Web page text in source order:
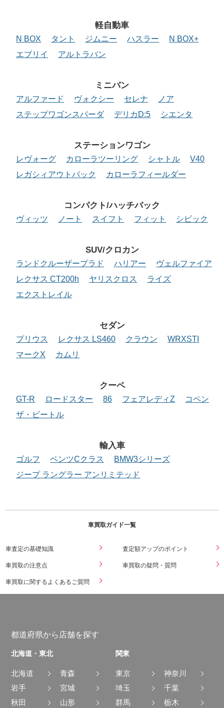
軽自動車
N BOX タント ジムニー ハスラー
N BOX+
エブリイ
アルトラバン
ミニバン
アルファード ヴォクシー セレナ
ノア
ステップワゴンスパーダ
デリカD:5 シエンタ
ステーションワゴン
レヴォーグ カローラツーリング シャトル
V40
レガシィアウトバック
カローラフィールダー
コンパクト/ハッチバック
ヴィッツ ノート スイフト フィット シビック
SUV/クロカン
ランドクルーザープラド ハリアー
ヴェルファイア
レクサス CT200h
ヤリスクロス
ライズ
エクストレイル
セダン
プリウス レクサス LS460 クラウン
WRXSTI
マークX
カムリ
クーペ
GT-R ロードスター 86 フェアレディZ
コペン
ザ・ビートル
輸入車
ゴルフ ベンツCクラス
BMW3シリーズ
ジープ ラングラー アンリミテッド
車買取ガイド一覧
車査定の基礎知識 査定額アップのポイント
車買取の注意点 車買取の疑問・質問
車買取に関するよくあるご質問
都道府県から店舗を探す
北海道・東北
北海道
青森
岩手
宮城
秋田
山形
関東
東京
神奈川
埼玉
千葉
群馬
栃木